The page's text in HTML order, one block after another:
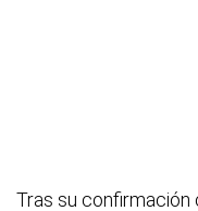
Tras su confirmación